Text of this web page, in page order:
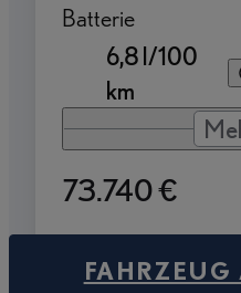
Batterie
6,8 l/100
km
73.740 €
FAHRZEUG